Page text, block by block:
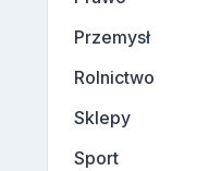
Przemysł
Rolnictwo
Sklepy
Sport